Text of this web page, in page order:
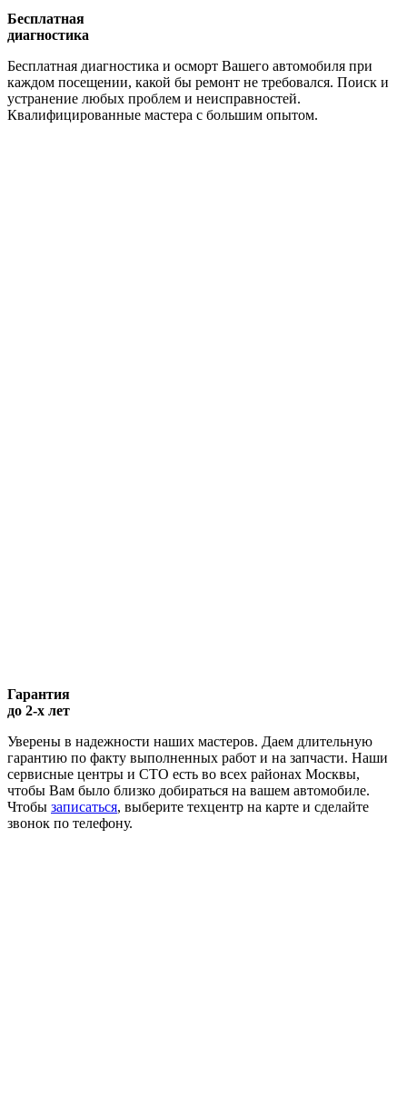
Бесплатная
диагностика
Бесплатная диагностика и осморт Вашего автомобиля при
каждом посещении, какой бы ремонт не требовался. Поиск и
устранение любых проблем и неисправностей.
Квалифицированные мастера с большим опытом.
Гарантия
до 2-х лет
Уверены в надежности наших мастеров. Даем длительную
гарантию по факту выполненных работ и на запчасти. Наши
сервисные центры и СТО есть во всех районах Москвы,
чтобы Вам было близко добираться на вашем автомобиле.
Чтобы записаться, выберите техцентр на карте и сделайте
звонок по телефону.